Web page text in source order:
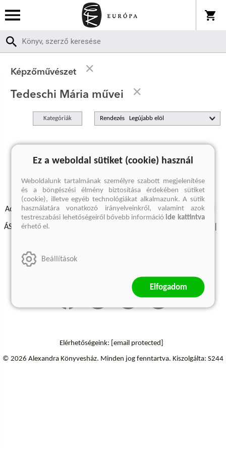
Képzőművészet
Tedeschi Mária művei
Kategóriák Rendezés
A keresett kifejezésre nincs találat
Adatvédelmi szabályzatok Elállási felmondási nyilatkozat
ÁSZF - Vásárlási feltételek
Szállítási információk
Elérhetőségeink: [email protected]
© 2026 Alexandra Könyvesház. Minden jog fenntartva. Kiszolgálta: S244
Ez a weboldal sütiket (cookie) használ
Weboldalunk tartalmának személyre szabott megjelenítése
és a böngészési élmény biztosítása érdekében sütiket
(cookie), illetve egyéb technológiákat alkalmazunk. A sütik
használatára vonatkozó irányelveinkről, valamint azok
testreszabási lehetőségeiről bővebb információide kattintva
érhető el.
Beállítások
Elfogadom